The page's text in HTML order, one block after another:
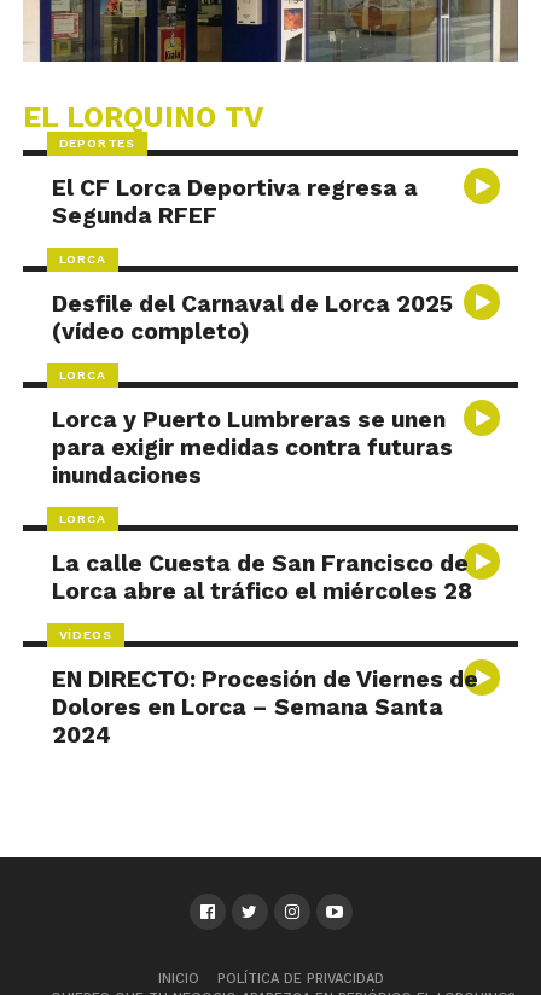
EL LORQUINO TV
DEPORTES
El CF Lorca Deportiva regresa a
Segunda RFEF
LORCA
Desfile del Carnaval de Lorca 2025
(vídeo completo)
LORCA
Lorca y Puerto Lumbreras se unen
para exigir medidas contra futuras
inundaciones
LORCA
La calle Cuesta de San Francisco de
Lorca abre al tráfico el miércoles 28
VÍDEOS
EN DIRECTO: Procesión de Viernes de
Dolores en Lorca – Semana Santa
2024
INICIO
POLÍTICA DE PRIVACIDAD